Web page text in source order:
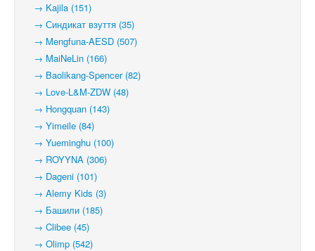
→ Kajila (151)
→ Синдикат взуття (35)
→ Mengfuna-AESD (507)
→ MaiNeLin (166)
→ Baolikang-Spencer (82)
→ Love-L&M-ZDW (48)
→ Hongquan (143)
→ Yimeile (84)
→ Yueminghu (100)
→ ROYYNA (306)
→ Dageni (101)
→ Alemy Kids (3)
→ Башили (185)
→ Clibee (45)
→ Olimp (542)